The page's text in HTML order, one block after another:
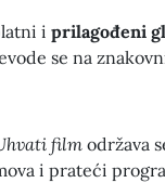
i prilagođeni
se na
film održava
i prateći